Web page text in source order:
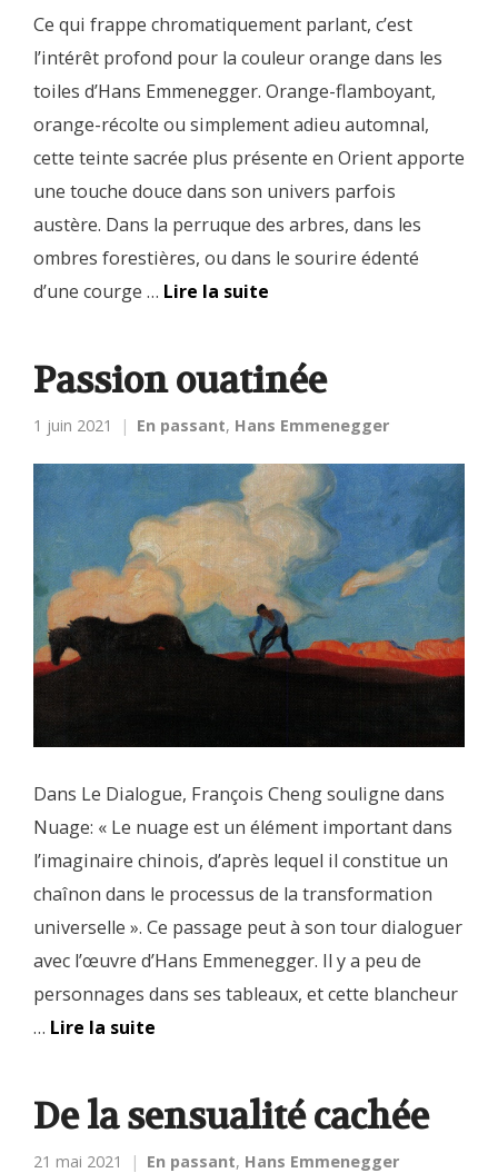
Ce qui frappe chromatiquement parlant, c’est
l’intérêt profond pour la couleur orange dans les
toiles d’Hans Emmenegger. Orange-flamboyant,
orange-récolte ou simplement adieu automnal,
cette teinte sacrée plus présente en Orient apporte
une touche douce dans son univers parfois
austère. Dans la perruque des arbres, dans les
ombres forestières, ou dans le sourire édenté
d’une courge … Lire la suite
Passion ouatinée
1 juin 2021 En passant, Hans Emmenegger
Dans Le Dialogue, François Cheng souligne dans
Nuage: « Le nuage est un élément important dans
l’imaginaire chinois, d’après lequel il constitue un
chaînon dans le processus de la transformation
universelle ». Ce passage peut à son tour dialoguer
avec l’œuvre d’Hans Emmenegger. Il y a peu de
personnages dans ses tableaux, et cette blancheur
… Lire la suite
De la sensualité cachée
21 mai 2021 En passant, Hans Emmenegger